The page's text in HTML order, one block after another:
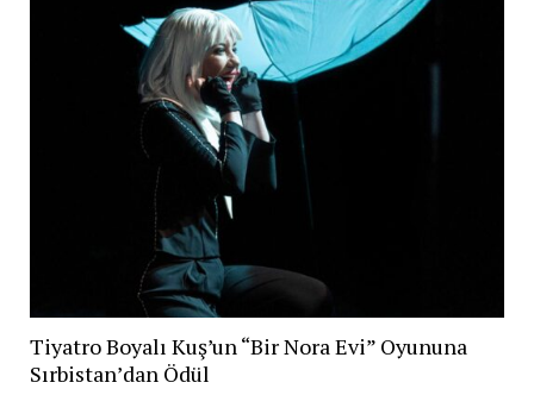
Tiyatro Boyalı Kuş’un “Bir Nora Evi” Oyununa
Sırbistan’dan Ödül